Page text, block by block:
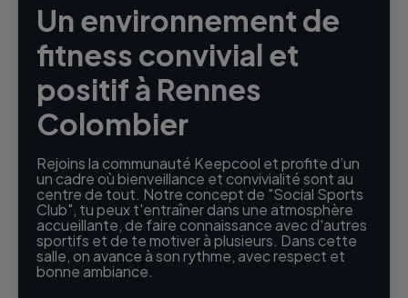
Un environnement de
fitness convivial et
positif à Rennes
Colombier
Rejoins la communauté Keepcool et profite d’un
un cadre où bienveillance et convivialité sont au
centre de tout. Notre concept de "Social Sports
Club", tu peux t'entraîner dans une atmosphère
accueillante, de faire connaissance avec d'autres
sportifs et de te motiver à plusieurs. Dans cette
salle, on avance à son rythme, avec respect et
bonne ambiance.